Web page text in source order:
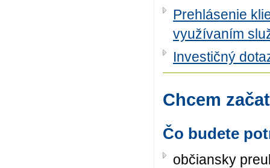
Prehlásenie
využívaním
Investičný
Chcem
Čo budete
občiansky